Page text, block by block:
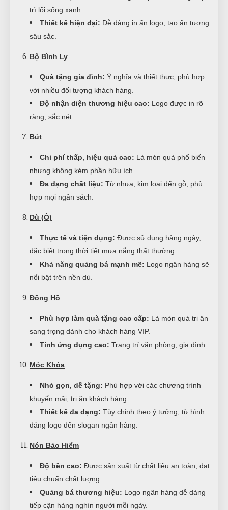
trì lối sống xanh.
Thiết kế hiện đại: Dễ dàng in ấn logo, tạo ấn tượng
sâu sắc.
Bộ Bình Ly
Quà tặng gia đình: Ý nghĩa và thiết thực, phù hợp
với nhiều đối tượng khách hàng.
Độ nhận diện thương hiệu cao: Logo được in rõ
ràng, sắc nét.
Bút
Chi phí thấp, hiệu quả cao: Là món quà phổ biến
nhưng không kém phần hữu ích.
Đa dạng chất liệu: Từ nhựa, kim loại đến gỗ, phù
hợp mọi ngân sách.
Dù (Ô)
Thực tế và tiện dụng: Được sử dụng hàng ngày,
đặc biệt trong thời tiết mưa nắng thất thường.
Khả năng quảng bá mạnh mẽ: Logo ngân hàng sẽ
nổi bật trên nền dù.
Đồng Hồ
Phù hợp làm quà tặng cao cấp: Là món quà tri ân
sang trọng dành cho khách hàng VIP.
Tính ứng dụng cao: Trang trí văn phòng, gia đình.
Móc Khóa
Nhỏ gọn, dễ tặng: Phù hợp với các chương trình
khuyến mãi, tri ân khách hàng.
Thiết kế đa dạng: Tùy chỉnh theo ý tưởng, từ hình
dáng logo đến slogan ngân hàng.
Nón Bảo Hiểm
Độ bền cao: Được sản xuất từ chất liệu an toàn, đạt
tiêu chuẩn chất lượng.
Quảng bá thương hiệu: Logo ngân hàng dễ dàng
tiếp cận hàng nghìn người mỗi ngày.